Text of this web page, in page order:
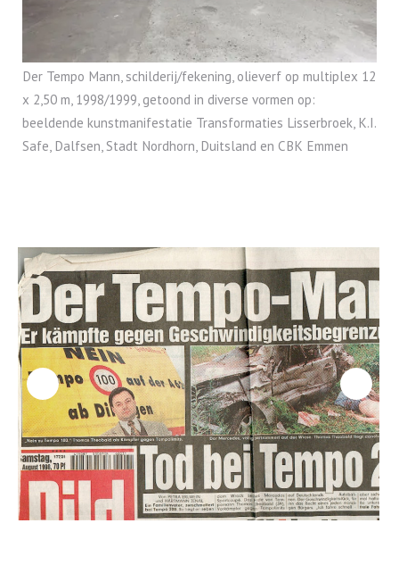
Der Tempo Mann, schilderij/fekening, olieverf op multiplex 12
x 2,50 m, 1998/1999, getoond in diverse vormen op:
beeldende kunstmanifestatie Transformaties Lisserbroek, K.I.
Safe, Dalfsen, Stadt Nordhorn, Duitsland en CBK Emmen